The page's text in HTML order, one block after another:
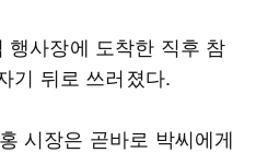
사장에 도착한 직후 참
기 뒤로 쓰러졌다.
시장은 곧바로 박씨에게